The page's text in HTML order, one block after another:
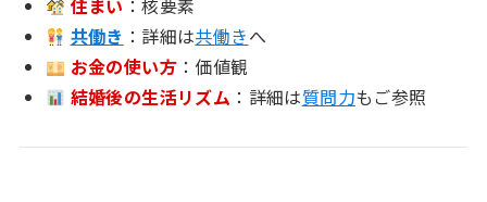
住まい ：核要素
共働き ：詳細は共働きへ
お金の使い方：価値観
結婚後の生活リズム ：詳細は質問力もご参照